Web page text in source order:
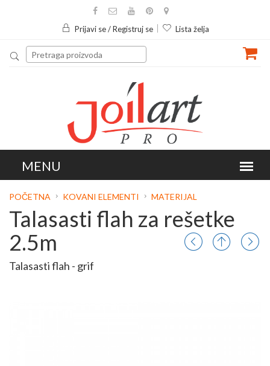
Prijavi se / Registruj se Lista želja
POČETNA KOVANI ELEMENTI MATERIJAL
Talasasti flah za rešetke
2.5m
Talasasti flah - grif